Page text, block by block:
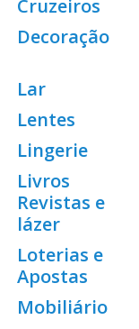
Cruzeiros
Decoração
Lar
Lentes
Lingerie
Livros
Revistas e
lázer
Loterias e
Apostas
Mobiliário